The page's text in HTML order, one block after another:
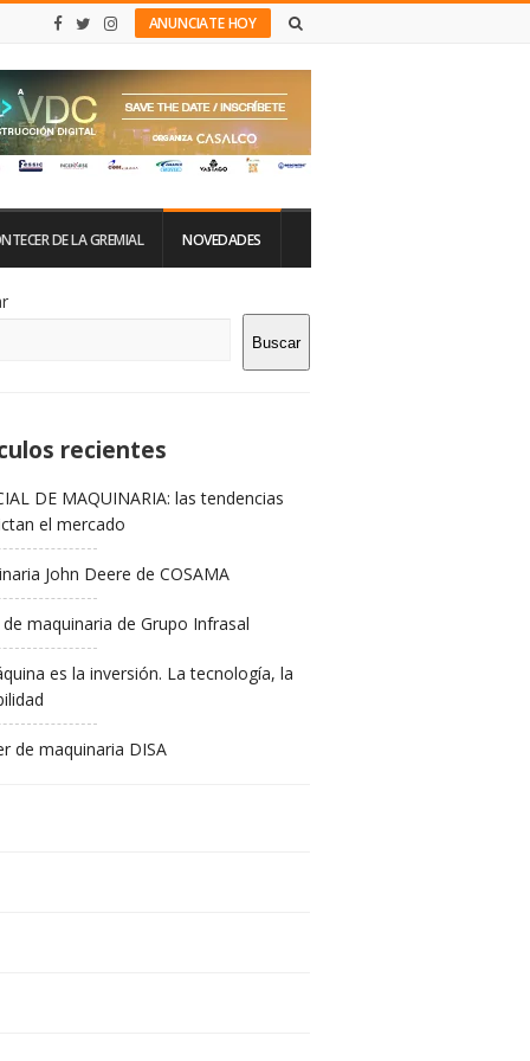
ANUNCIATE HOY
DE LA GREMIAL NOVEDADES
Buscar
recientes
DE MAQUINARIA: las tendencias
el mercado
John Deere de COSAMA
maquinaria de Grupo Infrasal
es la inversión. La tecnología, la
de maquinaria DISA